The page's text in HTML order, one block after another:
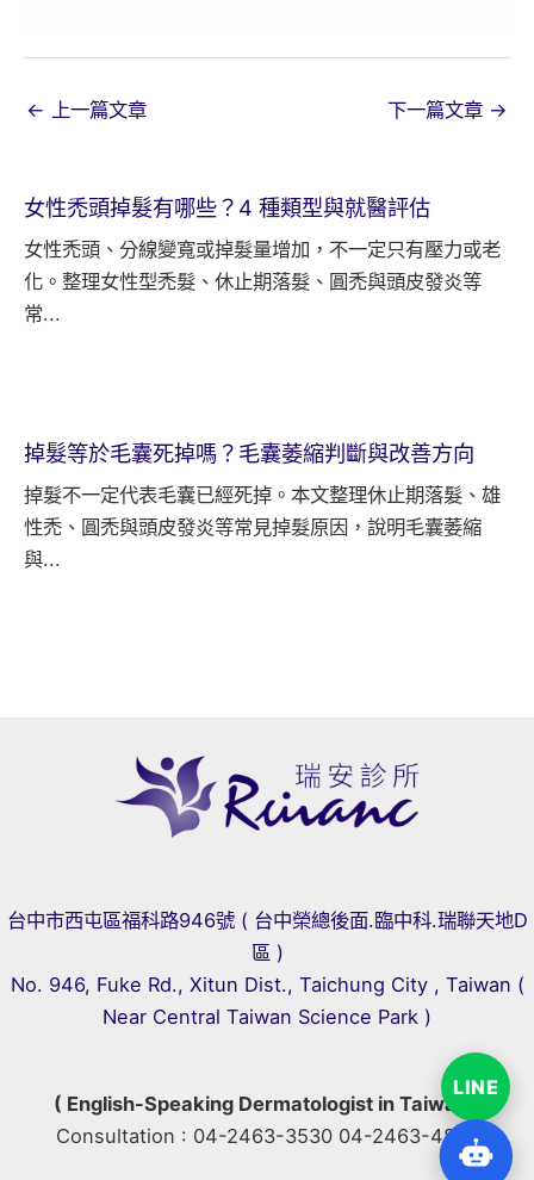
← 上一篇文章 下一篇文章 →
女性禿頭掉髮有哪些？4 種類型與就醫評估
女性禿頭、分線變寬或掉髮量增加，不一定只有壓力或老
化。整理女性型禿髮、休止期落髮、圓禿與頭皮發炎等
常...
掉髮等於毛囊死掉嗎？毛囊萎縮判斷與改善方向
掉髮不一定代表毛囊已經死掉。本文整理休止期落髮、雄
性禿、圓禿與頭皮發炎等常見掉髮原因，說明毛囊萎縮
與...
台中市西屯區福科路946號 ( 台中榮總後面.臨中科.瑞聯天地D
區 )
No. 946, Fuke Rd., Xitun Dist., Taichung City , Taiwan (
Near Central Taiwan Science Park )
( English-Speaking Dermatologist in Taiwan )
Consultation : 04-2463-3530 04-2463-4800
LINE